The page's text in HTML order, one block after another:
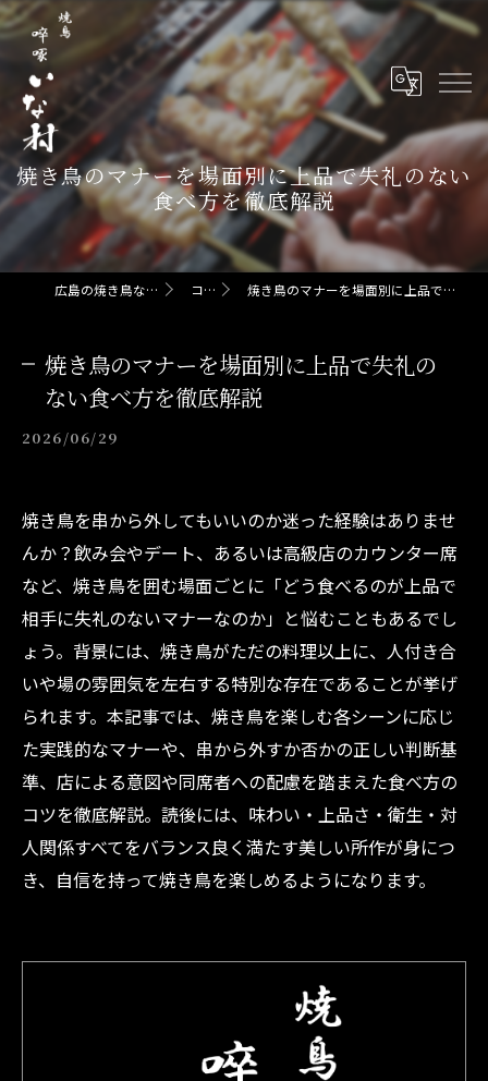
焼き鳥のマナーを場面別に上品で失礼のない
食べ方を徹底解説
広島の焼き鳥なら啐啄 いな村 コラム 焼き鳥のマナーを場面別に上品で失礼のない食べ方を徹底解説
焼き鳥のマナーを場面別に上品で失礼の
ない食べ方を徹底解説
2026/06/29
焼き鳥を串から外してもいいのか迷った経験はありませ
んか？飲み会やデート、あるいは高級店のカウンター席
など、焼き鳥を囲む場面ごとに「どう食べるのが上品で
相手に失礼のないマナーなのか」と悩むこともあるでし
ょう。背景には、焼き鳥がただの料理以上に、人付き合
いや場の雰囲気を左右する特別な存在であることが挙げ
られます。本記事では、焼き鳥を楽しむ各シーンに応じ
た実践的なマナーや、串から外すか否かの正しい判断基
準、店による意図や同席者への配慮を踏まえた食べ方の
コツを徹底解説。読後には、味わい・上品さ・衛生・対
人関係すべてをバランス良く満たす美しい所作が身につ
き、自信を持って焼き鳥を楽しめるようになります。